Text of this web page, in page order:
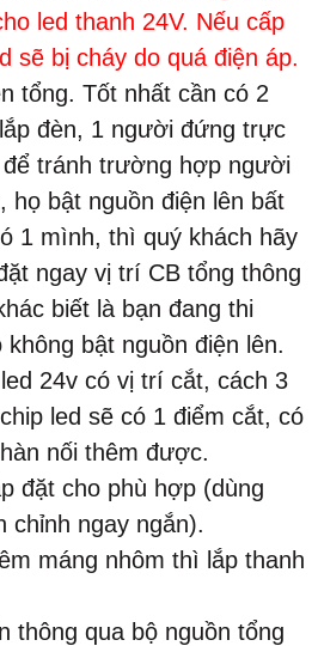
led thanh 24V. Nếu cấp
sẽ bị cháy do quá điện áp.
tổng. Tốt nhất cần có 2
đèn, 1 người đứng trực
để tránh trường hợp người
họ bật nguồn điện lên bất
1 mình, thì quý khách hãy
ngay vị trí CB tổng thông
biết là bạn đang thi
không bật nguồn điện lên.
24v có vị trí cắt, cách 3
led sẽ có 1 điểm cắt, có
nối thêm được.
đặt cho phù hợp (dùng
chỉnh ngay ngắn).
máng nhôm thì lắp thanh
thông qua bộ nguồn tổng